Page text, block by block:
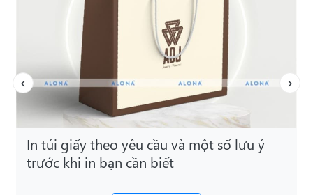
In túi giấy theo yêu cầu và một số lưu ý
trước khi in bạn cần biết